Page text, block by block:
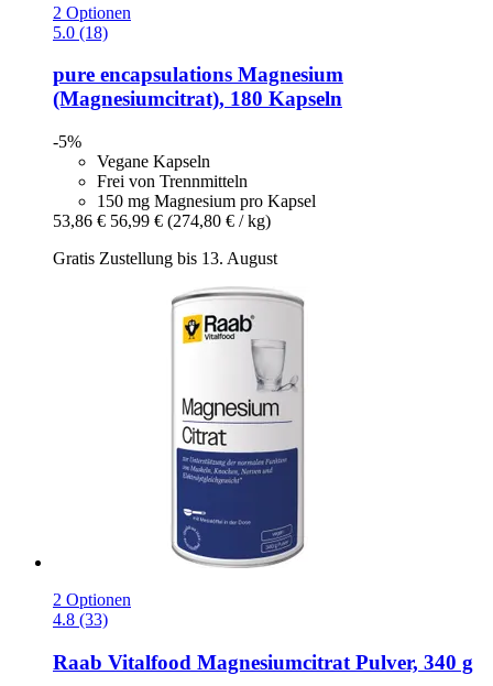
2 Optionen
5.0 (18)
pure encapsulations Magnesium
(Magnesiumcitrat), 180 Kapseln
-5%
Vegane Kapseln
Frei von Trennmitteln
150 mg Magnesium pro Kapsel
53,86 € 56,99 € (274,80 € / kg)
Gratis Zustellung bis 13. August
2 Optionen
4.8 (33)
Raab Vitalfood Magnesiumcitrat Pulver, 340 g